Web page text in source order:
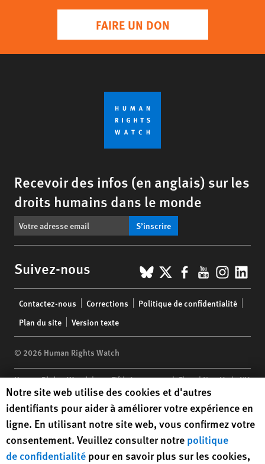
FAIRE UN DON
Recevoir des infos (en anglais) sur les
droits humains dans le monde
S’inscrire
Suivez-nous BlueSky
X Facebook
YouTube
menu
Contactez-nous Corrections
Politique de confidentialité
Plan du site
Version texte
© 2026 Human Rights Watch
Human Rights Watch| 350 Fifth Avenue, 34th Floor | New York,NY
10118-3299USA |t1.212.290.4700
Human Rights Watchis a 501(C)(3) nonprofit registered in the US
under EIN: 13-2875808
Human Rights Watch cookie preferences
Notre site web utilise des cookies et d'autres
identifiants pour aider à améliorer votre expérience en
ligne. En utilisant notre site web, vous confirmez votre
consentement. Veuillez consulter notre politique
de confidentialité pour en savoir plus sur les cookies,